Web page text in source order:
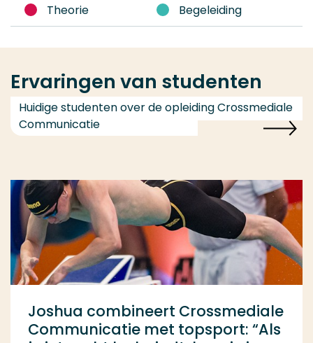
Theorie
Begeleiding
Ervaringen van studenten
Huidige studenten over de opleiding Crossmediale
Communicatie
Joshua combineert Crossmediale
Communicatie met topsport: “Als